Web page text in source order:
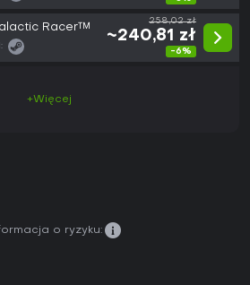
Racer™ 258,02 zł
~240,81 zł
-6%
+Więcej
o ryzyku: